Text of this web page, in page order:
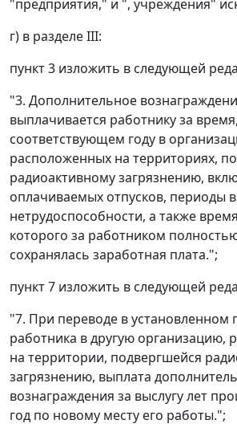
"предприятия," и ", учреждения"
г) в разделе III:
пункт 3 изложить в следующей
"3. Дополнительное
выплачивается работнику за
соответствующем году в
расположенных на территориях,
радиоактивному загрязнению,
оплачиваемых отпусков, периоды
нетрудоспособности, а также
которого за работником
сохранялась заработная плата.";
пункт 7 изложить в следующей
"7. При переводе в установленном
работника в другую организацию,
на территории, подвергшейся
загрязнению, выплата
вознаграждения за выслугу лет
год по новому месту его работы.";